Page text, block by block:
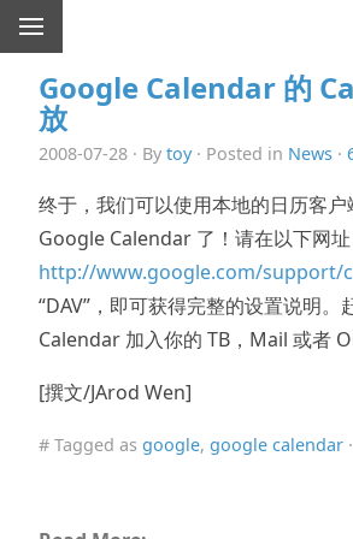
Google Calendar 的
放
2008-07-28 · By toy· Posted in News ·
终于，我们可以使用本地的日历客
Google Calendar 了！请在以下网址
http://www.google.com/support/
“DAV”，即可获得完整的设置说明
Calendar 加入你的 TB，Mail 或者
[撰文/JArod Wen]
# Tagged as google, google calendar